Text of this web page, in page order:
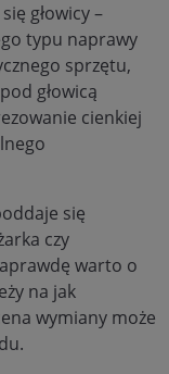
głowicy –
typu naprawy
sprzętu,
głowicą
cienkiej
się
czy
warto o
na jak
wymiany może